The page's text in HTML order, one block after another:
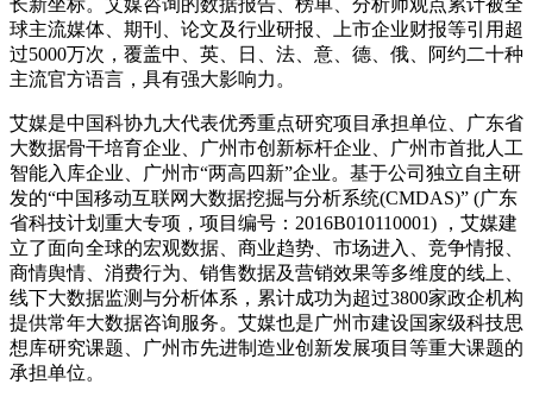
长新坐标。艾媒咨询的数据报告、榜单、分析师观点累计被全
球主流媒体、期刊、论文及行业研报、上市企业财报等引用超
过5000万次，覆盖中、英、日、法、意、德、俄、阿约二十种
主流官方语言，具有强大影响力。
艾媒是中国科协九大代表优秀重点研究项目承担单位、广东省
大数据骨干培育企业、广州市创新标杆企业、广州市首批人工
智能入库企业、广州市“两高四新”企业。基于公司独立自主研
发的“中国移动互联网大数据挖掘与分析系统(CMDAS)” (广东
省科技计划重大专项，项目编号：2016B010110001) ，艾媒建
立了面向全球的宏观数据、商业趋势、市场进入、竞争情报、
商情舆情、消费行为、销售数据及营销效果等多维度的线上、
线下大数据监测与分析体系，累计成功为超过3800家政企机构
提供常年大数据咨询服务。艾媒也是广州市建设国家级科技思
想库研究课题、广州市先进制造业创新发展项目等重大课题的
承担单位。